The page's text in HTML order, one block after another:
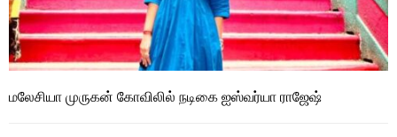
மலேசியா முருகன் கோவிலில் நடிகை ஐஸ்வர்யா ராஜேஷ்